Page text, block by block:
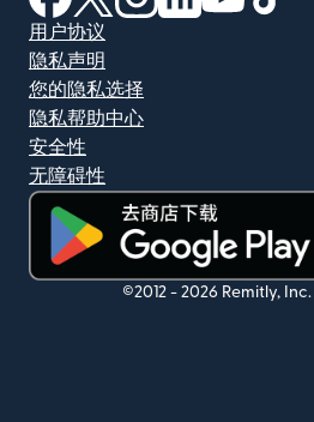
用户协议
隐私声明
您的隐私选择
隐私帮助中心
安全性
无障碍性
（在新窗口中打开）
©2012 - 2026 Remitly, Inc.